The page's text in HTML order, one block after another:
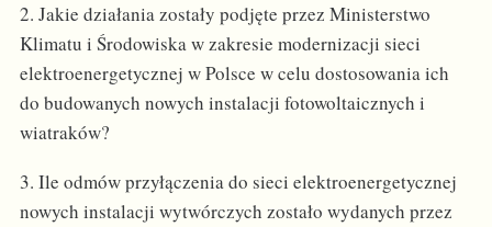
2. Jakie działania zostały podjęte przez Ministerstwo
Klimatu i Środowiska w zakresie modernizacji sieci
elektroenergetycznej w Polsce w celu dostosowania ich
do budowanych nowych instalacji fotowoltaicznych i
wiatraków?
3. Ile odmów przyłączenia do sieci elektroenergetycznej
nowych instalacji wytwórczych zostało wydanych przez